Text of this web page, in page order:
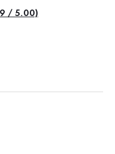
/ 5.00)